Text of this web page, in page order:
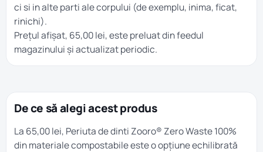
ci si in alte parti ale corpului (de exemplu, inima, ficat,
rinichi).
Prețul afișat, 65,00 lei, este preluat din feedul
magazinului și actualizat periodic.
De ce să alegi acest produs
La 65,00 lei, Periuta de dinti Zooro® Zero Waste 100%
din materiale compostabile este o opțiune echilibrată